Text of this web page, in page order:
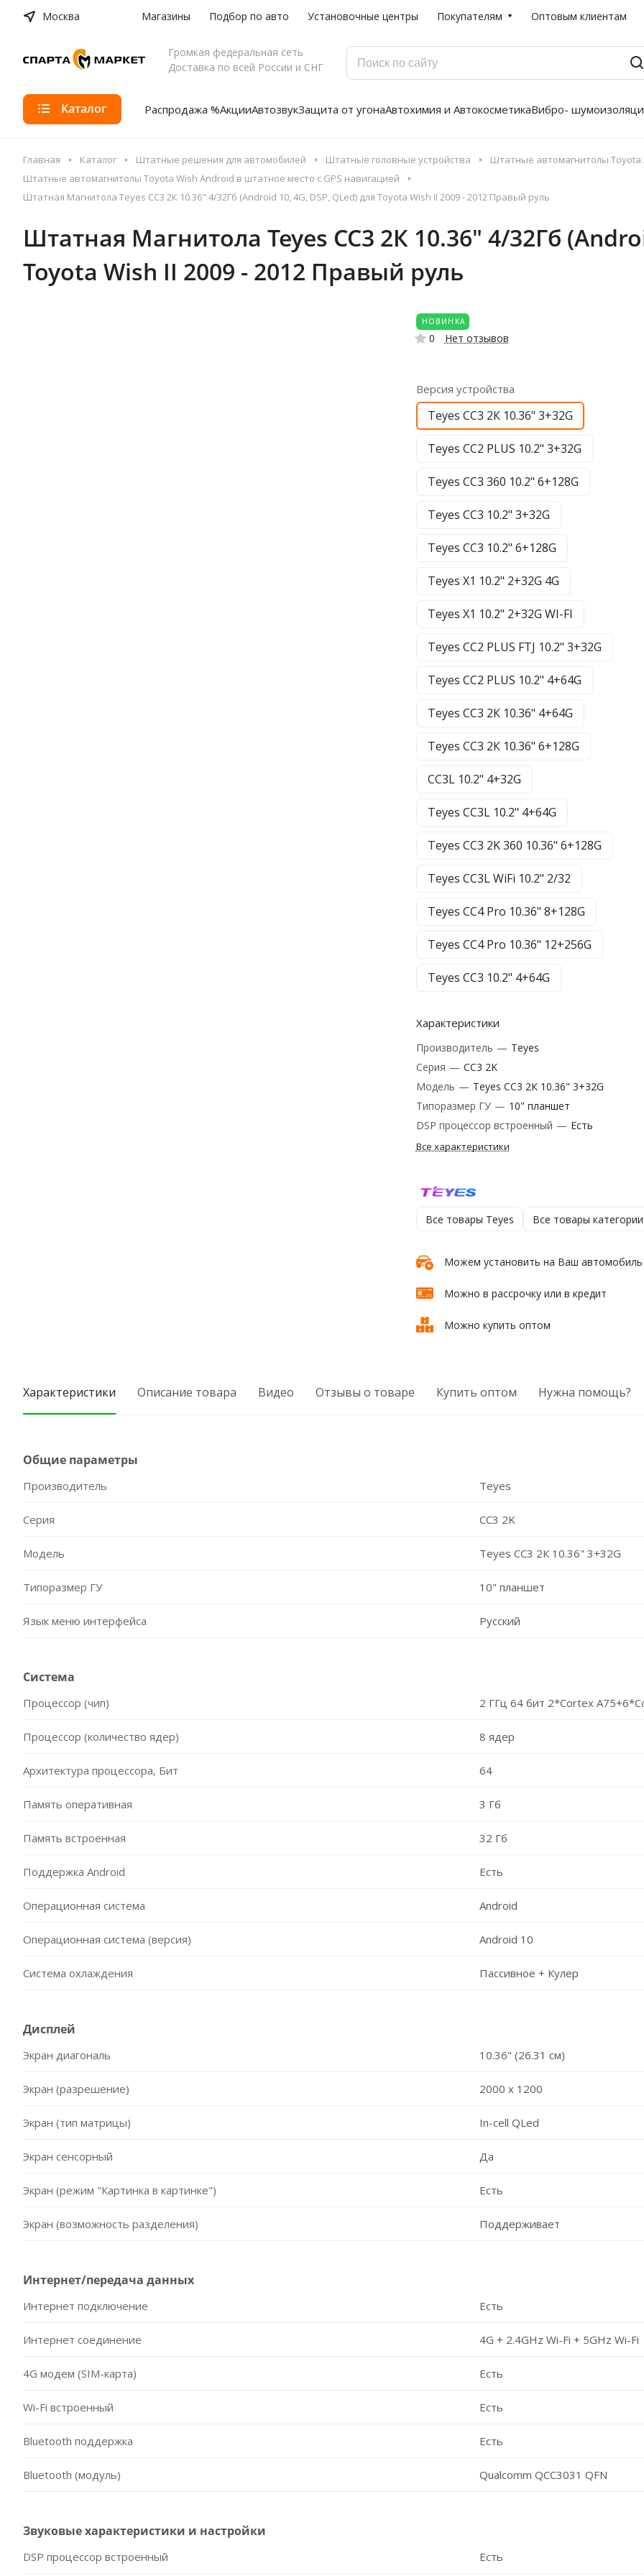
Москва Магазины Подбор по авто Установочные центры Покупателям Оптовым клиентам
Громкая федеральная сеть
Доставка по всей России и СНГ
Каталог Распродажа %АкцииАвтозвукЗащита от угонаАвтохимия и АвтокосметикаВибро-
Главная Каталог Штатные решения для автомобилей Штатные головные устройства
Штатные автомагнитолы Toyota
Штатные автомагнитолы Toyota Wish Android в штатное место с GPS навигацией
Штатная Магнитола Teyes CC3 2К 10.36" 4/32Гб (Android 10, 4G, DSP, QLed) для Toyota Wish II 2009 - 2012 Правый руль
Штатная Магнитола Teyes CC3 2К 10.36" 4/32Гб
Toyota Wish II 2009 - 2012 Правый руль
НОВИНКА
0 Нет отзывов
Версия устройства
Teyes CC3 2К 10.36" 3+32G
Teyes CC2 PLUS 10.2" 3+32G
Teyes CC3 360 10.2" 6+128G
Teyes CC3 10.2" 3+32G
Teyes CC3 10.2" 6+128G
Teyes X1 10.2" 2+32G 4G
Teyes X1 10.2" 2+32G WI-FI
Teyes CC2 PLUS FTJ 10.2" 3+32G
Teyes CC2 PLUS 10.2" 4+64G
Teyes CC3 2К 10.36" 4+64G
Teyes CC3 2К 10.36" 6+128G
CC3L 10.2" 4+32G
Teyes CC3L 10.2" 4+64G
Teyes CC3 2K 360 10.36" 6+128G
Teyes CC3L WiFi 10.2" 2/32
Teyes CC4 Pro 10.36" 8+128G
Teyes CC4 Pro 10.36" 12+256G
Teyes CC3 10.2" 4+64G
Характеристики
Производитель — Teyes
Серия — CC3 2K
Модель — Teyes CC3 2К 10.36" 3+32G
Типоразмер ГУ — 10" планшет
DSP процессор встроенный — Есть
Все характеристики
Все товары Teyes Все товары категории
Можем установить на Ваш автомобиль
Можно в рассрочку или в кредит
Можно купить оптом
Характеристики Описание товара Видео Отзывы о товаре Купить оптом Нужна помощь?
Общие параметры
Производитель Teyes
Серия CC3 2K
Модель Teyes CC3 2К 10.36" 3+32G
Типоразмер ГУ 10" планшет
Язык меню интерфейса Русский
Система
Процессор (чип) 2 ГГц 64 бит 2*Cortex
Процессор (количество ядер) 8 ядер
Архитектура процессора, Бит 64
Память оперативная 3 Гб
Память встроенная 32 Гб
Поддержка Android Есть
Операционная система Android
Операционная система (версия) Android 10
Система охлаждения Пассивное + Кулер
Дисплей
Экран диагональ 10.36" (26.31 см)
Экран (разрешение) 2000 x 1200
Экран (тип матрицы) In-cell QLed
Экран сенсорный Да
Экран (режим "Картинка в картинке") Есть
Экран (возможность разделения) Поддерживает
Интернет/передача данных
Интернет подключение Есть
Интернет соединение 4G + 2.4GHz Wi-Fi + 5GHz Wi-Fi
4G модем (SIM-карта) Есть
Wi-Fi встроенный Есть
Bluetooth поддержка Есть
Bluetooth (модуль) Qualcomm QCC3031 QFN
Звуковые характеристики и настройки
DSP процессор встроенный Есть